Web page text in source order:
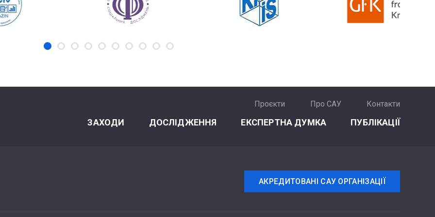
Проєкти Про САУ Контакти
ЗАХОДИ ДОСЛІДЖЕННЯ ЕКСПЕРТНА ДУМКА ПУБЛІКАЦІЇ
АКРЕДИТОВАНІ САУ ОРГАНІЗАЦІЇ